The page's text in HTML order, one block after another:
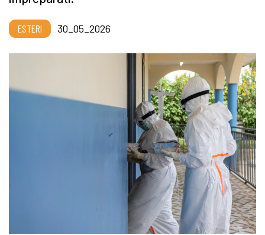
ESTERI 30_05_2026